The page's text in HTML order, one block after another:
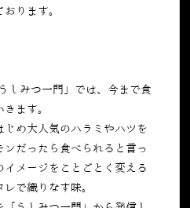
ります。
しみつ一門」では、今まで食
ます。
め大人気のハラミやハツを
ンだったら食べられると言っ
メージをことごとく変える
で織りなす味。